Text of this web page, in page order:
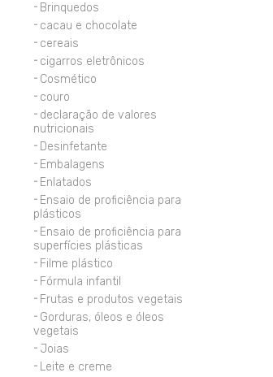
Brinquedos
cacau e chocolate
cereais
cigarros eletrônicos
Cosmético
couro
declaração de valores
nutricionais
Desinfetante
Embalagens
Enlatados
Ensaio de proficiência para
plásticos
Ensaio de proficiência para
superfícies plásticas
Filme plástico
Fórmula infantil
Frutas e produtos vegetais
Gorduras, óleos e óleos
vegetais
Joias
Leite e creme